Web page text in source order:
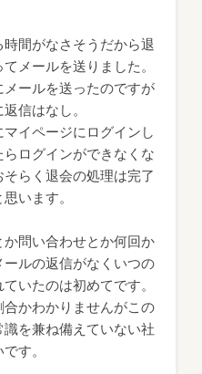
間がなさそうだから退
メールを送りました。
メールを送ったのですが
信はなし。
イページにログインし
ログインができなくな
そらく退会の処理は完了
います。
か問い合わせとか何回か
ールの返信がなくいつの
いたのは初めてです。
合かわかりませんがこの
識を兼ね備えていない社
す。